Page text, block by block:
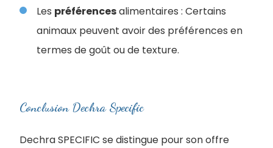
Les préférencesalimentaires : Certains
animaux peuvent avoir des préférences en
termes de goût ou de texture.
Conclusion Dechra Specific
Dechra SPECIFIC se distingue pour son offre